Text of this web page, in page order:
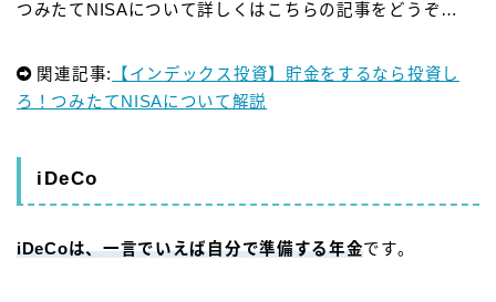
つみたてNISAについて詳しくはこちらの記事をどうぞ…
関連記事:
【インデックス投資】貯金をするなら投資し
ろ！つみたてNISAについて解説
iDeCo
iDeCoは、一言でいえば自分で準備する年金です。